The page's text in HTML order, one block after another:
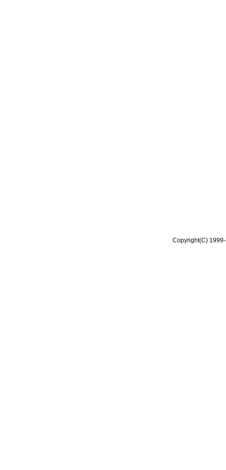
Copyright(C)